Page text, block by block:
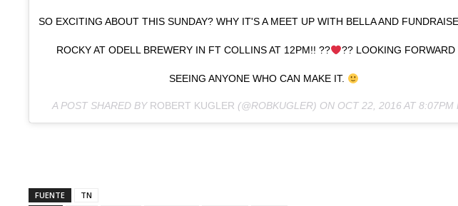
SO EXCITING ABOUT THIS SUNDAY? WHY IT'S A MEET UP WITH BELLA AND
ROCKY AT ODELL BREWERY IN FT COLLINS AT 12PM!! ?? ?? LOOKING FORWARD
SEEING ANYONE WHO CAN MAKE IT.
A POST SHARED BY ROBERT KUGLER (@ROBKUGLER) ON OCT 22, 2016 AT 8:07PM
FUENTE
TN